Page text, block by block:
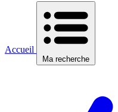
Accueil
Ma recherche